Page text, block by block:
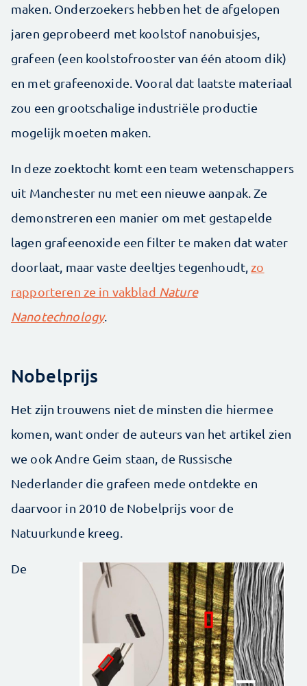
maken. Onderzoekers hebben het de afgelopen
jaren geprobeerd met koolstof nanobuisjes,
grafeen (een koolstofrooster van één atoom dik)
en met grafeenoxide. Vooral dat laatste materiaal
zou een grootschalige industriële productie
mogelijk moeten maken.
In deze zoektocht komt een team wetenschappers
uit Manchester nu met een nieuwe aanpak. Ze
demonstreren een manier om met gestapelde
lagen grafeenoxide een filter te maken dat water
doorlaat, maar vaste deeltjes tegenhoudt, zo
rapporteren ze in vakblad Nature
Nanotechnology.
Nobelprijs
Het zijn trouwens niet de minsten die hiermee
komen, want onder de auteurs van het artikel zien
we ook Andre Geim staan, de Russische
Nederlander die grafeen mede ontdekte en
daarvoor in 2010 de Nobelprijs voor de
Natuurkunde kreeg.
De